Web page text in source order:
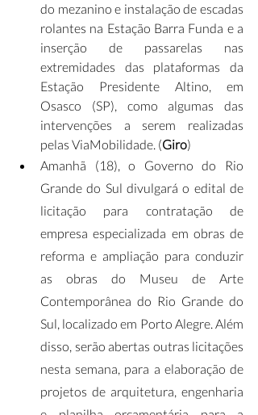
do mezanino e instalação de escadas
rolantes na Estação Barra Funda e a
inserção de passarelas nas
extremidades das plataformas da
Estação Presidente Altino, em
Osasco (SP), como algumas das
intervenções a serem realizadas
pelas ViaMobilidade. (Giro)
Amanhã (18), o Governo do Rio
Grande do Sul divulgará o edital de
licitação para contratação de
empresa especializada em obras de
reforma e ampliação para conduzir
as obras do Museu de Arte
Contemporânea do Rio Grande do
Sul, localizado em Porto Alegre. Além
disso, serão abertas outras licitações
nesta semana, para a elaboração de
projetos de arquitetura, engenharia